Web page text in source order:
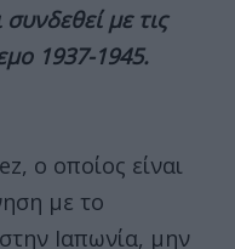
με τις
1937-1945.
, ο οποίος είναι
με το
Ιαπωνία, μην